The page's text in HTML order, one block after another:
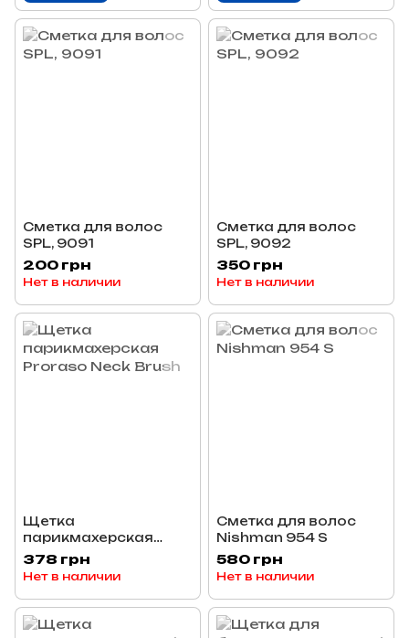
Сметка для волос
SPL, 9091
200 грн
Нет в наличии
Сметка для волос
SPL, 9092
350 грн
Нет в наличии
Щетка
парикмахерская
Proraso Neck Brush
378 грн
Нет в наличии
Сметка для волос
Nishman 954 S
580 грн
Нет в наличии